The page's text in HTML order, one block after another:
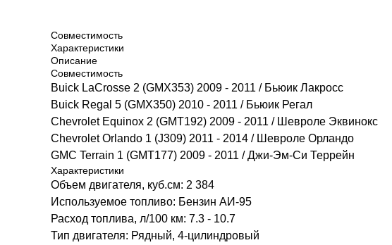
Совместимость
Характеристики
Описание
Совместимость
Buick LaCrosse 2 (GMX353) 2009 - 2011 / Бьюик Лакросс​
Buick Regal 5 (GMX350) 2010 - 2011 / Бьюик Регал​
Chevrolet Equinox 2 (GMT192) 2009 - 2011 / Шевроле Эквинокс​
Chevrolet Orlando 1 (J309) 2011 - 2014 / Шевроле Орландо​
GMC Terrain 1 (GMT177) 2009 - 2011 / Джи-Эм-Си Террейн
Характеристики
Объем двигателя, куб.см: 2 384
Используемое топливо: Бензин АИ-95
Расход топлива, л/100 км: 7.3 - 10.7
Тип двигателя: Рядный, 4-цилиндровый